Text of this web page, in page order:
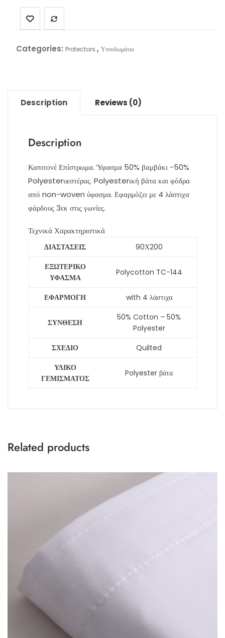
Categories: Protectors., Υπνοδωμάτιο
Description Reviews (0)
Description
Καπιτονέ Επίστρωμα. Ύφασμα 50% βαμβάκι -50%
Polyesterυεστέρας. Polyesterική βάτα και φόδρα
από non-woven ύφασμα. Εφαρμόζει με 4 λάστιχα
φάρδους 3εκ στις γωνίες.
Τεχνικά Χαρακτηριστικά
ΔΙΑΣΤΑΣΕΙΣ
90Χ200
ΕΞΩΤΕΡΙΚΟ
ΥΦΑΣΜΑ
Polycotton TC-144
ΕΦΑΡΜΟΓΗ with 4 λάστιχα
ΣΥΝΘΕΣΗ
50% Cotton – 50%
Polyester
ΣΧΕΔΙΟ
Quilted
ΥΛΙΚΟ
ΓΕΜΙΣΜΑΤΟΣ
Polyester βάτα
Related products